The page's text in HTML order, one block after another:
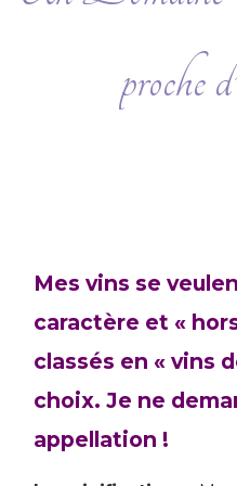
proche
Mes vins se
caractère et «
classés en « vins
choix. Je ne
appellation !